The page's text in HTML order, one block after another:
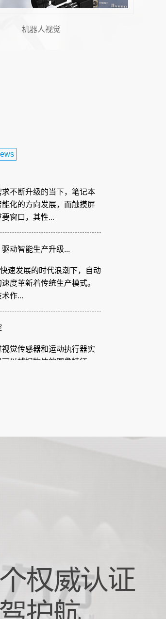
飞拍技术
打造卓越交互体...
化的方向发展，而触摸屏
窗口，其性...
动智能生产升级...
速发展的时代浪潮下，自动
度革新着传统生产模式。
作...
觉传感器和运动执行器实
以捕捉物体的图像特征，
、规格大小...
、可穿戴...
速发展的时代浪潮下，自动
度革新着传统生产模式。
作...